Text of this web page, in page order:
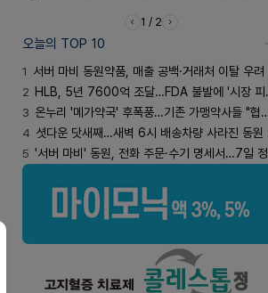
1 / 2
오늘의 TOP 10
1 서버 마비 동원약품, 매출 공백·거래처 이탈 우려
2 HLB, 5년 7600억 조달…FDA 불발에 '시장 피로감'
3 온누리 '메가약국' 후폭풍…기존 가맹약사들 "협의체 만들자"
4 셧다운 닷새째…새벽 6시 배송차량 사라진 동원 물류센터
5 '서버 마비' 동원, 전화 주문·수기 명세서…7일 정상화 되나